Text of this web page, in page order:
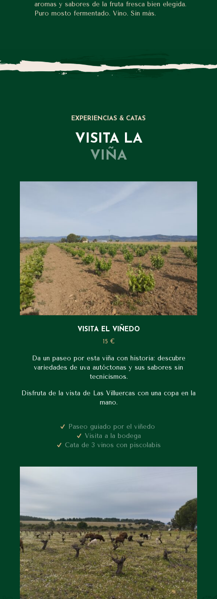
aromas y sabores de la fruta fresca bien elegida.
Puro mosto fermentado. Vino. Sin más.
EXPERIENCIAS & CATAS
VISITA LA
VIÑA
VISITA EL VIÑEDO
15 €
Da un paseo por esta viña con historia: descubre
variedades de uva autóctonas y sus sabores sin
tecnicismos.
Disfruta de la vista de Las Villuercas con una copa en la
mano.
Paseo guiado por el viñedo
Visita a la bodega
Cata de 3 vinos con piscolabis